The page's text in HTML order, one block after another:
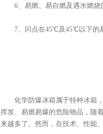
6、易燃、易自燃及遇水燃烧
7、闪点在45℃及45℃以下的易
化学防爆冰箱属于特种冰箱，
挥发、易燃易爆的危险物品，随
来越多了。然而，在技术、性能